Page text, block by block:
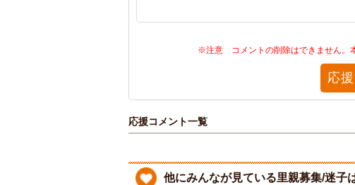
※注意 コメントの削除はできません。
応
応援コメント一覧
他にみんなが見ている里親募集/迷子